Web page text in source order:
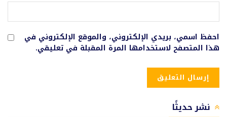
احفظ اسمي، بريدي الإلكتروني، والموقع الإلكتروني في
هذا المتصفح لاستخدامها المرة المقبلة في تعليقي.
نشر حديثًا